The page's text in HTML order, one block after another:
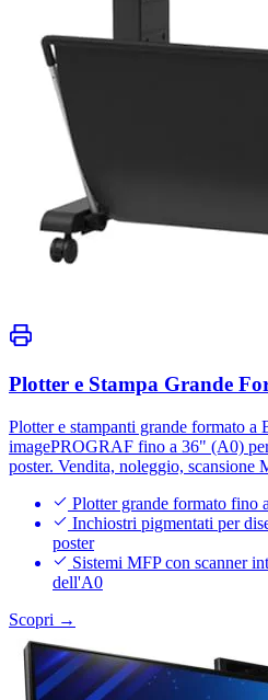
Plotter e Stampa Grande
Plotter e stampanti grande formato a
imagePROGRAF fino a 36" (A0)
poster. Vendita, noleggio, scansione
Plotter grande formato fino
Inchiostri pigmentati per
poster
Sistemi MFP con scanner
dell'A0
Scopri →